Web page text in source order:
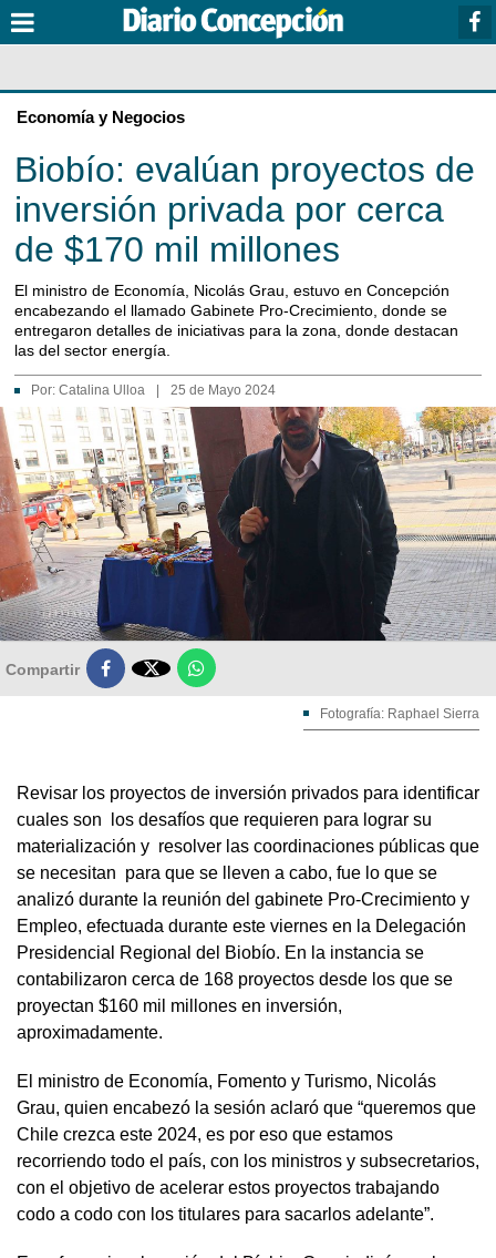
Economía y Negocios
Biobío: evalúan proyectos de
inversión privada por cerca
de $170 mil millones
El ministro de Economía, Nicolás Grau, estuvo en Concepción
encabezando el llamado Gabinete Pro-Crecimiento, donde se
entregaron detalles de iniciativas para la zona, donde destacan
las del sector energía.
Por: Catalina Ulloa 25 de Mayo 2024
Compartir 
Fotografía: Raphael Sierra
Revisar los proyectos de inversión privados para identificar
cuales son los desafíos que requieren para lograr su
materialización y resolver las coordinaciones públicas que
se necesitan para que se lleven a cabo, fue lo que se
analizó durante la reunión del gabinete Pro-Crecimiento y
Empleo, efectuada durante este viernes en la Delegación
Presidencial Regional del Biobío. En la instancia se
contabilizaron cerca de 168 proyectos desde los que se
proyectan $160 mil millones en inversión,
aproximadamente.
El ministro de Economía, Fomento y Turismo, Nicolás
Grau, quien encabezó la sesión aclaró que “queremos que
Chile crezca este 2024, es por eso que estamos
recorriendo todo el país, con los ministros y subsecretarios,
con el objetivo de acelerar estos proyectos trabajando
codo a codo con los titulares para sacarlos adelante”.